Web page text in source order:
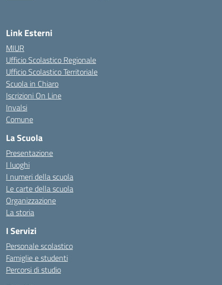
Link Esterni
MIUR
Ufficio Scolastico Regionale
Ufficio Scolastico Territoriale
Scuola in Chiaro
Iscrizioni On Line
Invalsi
Comune
La Scuola
Presentazione
I luoghi
I numeri della scuola
Le carte della scuola
Organizzazione
La storia
I Servizi
Personale scolastico
Famiglie e studenti
Percorsi di studio